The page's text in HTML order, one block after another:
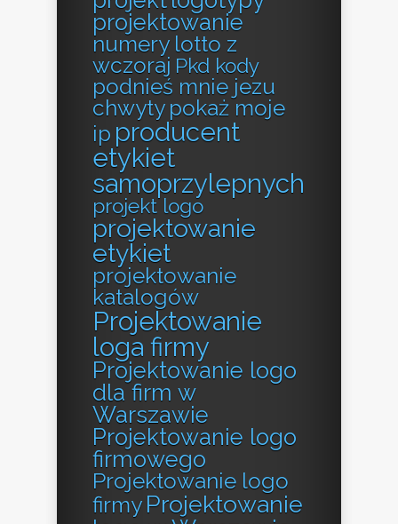
projektowanie
numery lotto z
wczoraj Pkd kody
podnieś mnie jezu
chwyty pokaż moje
ip producent
etykiet
samoprzylepnych
projekt logo
projektowanie
etykiet
projektowanie
katalogów
Projektowanie
loga firmy
Projektowanie logo
dla firm w
Warszawie
Projektowanie logo
firmowego
Projektowanie logo
firmy Projektowanie